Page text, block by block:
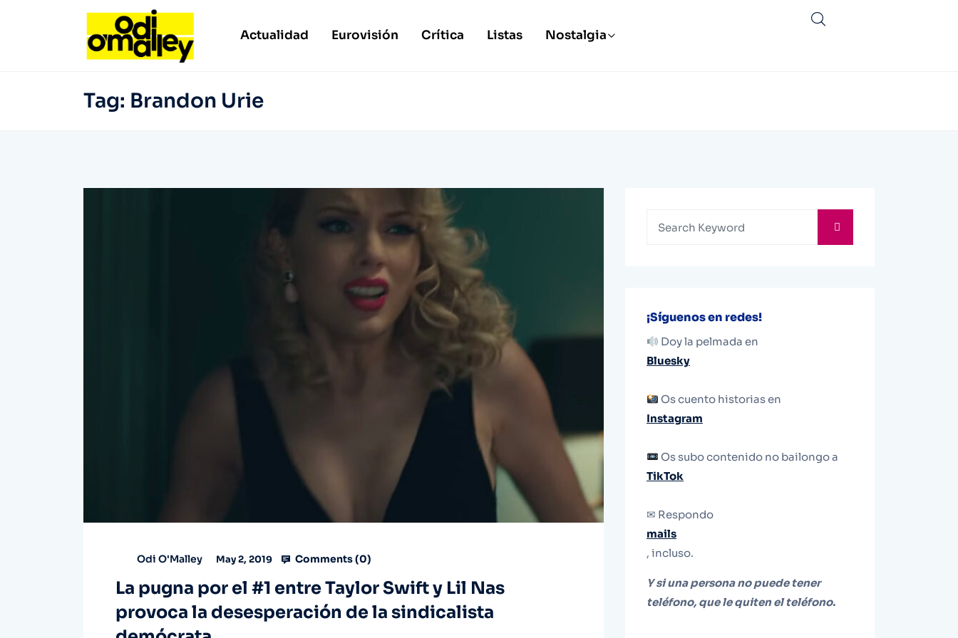
Actualidad Eurovisión Crítica Listas Nostalgia
Tag: Brandon Urie
Odi O'Malley May 2, 2019 Comments (0)
La pugna por el #1 entre Taylor Swift y Lil Nas
provoca la desesperación de la sindicalista
¡Síguenos en redes!
Doy la pelmada en
Bluesky
Os cuento historias en
Instagram
Os subo contenido no bailongo a
TikTok
✉ Respondo
mails
, incluso.
Y si una persona no puede tener
teléfono, que le quiten el teléfono.